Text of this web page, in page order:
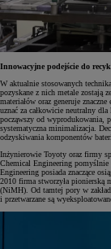
Innowacyjne podejście do
W aktualnie stosowanych
pozyskane z nich metale zostają
materiałów oraz generuje
uznać za całkowicie neutralny
począwszy od wyprodukowania,
systematyczna minimalizacja.
odzyskiwania komponentów
Inżynierowie Toyoty oraz firmy
Chemical Engineering pomyślnie
Engineering posiada znaczące
2010 firma stworzyła pionierską
(NiMH). Od tamtej pory w
i przetwarzane są